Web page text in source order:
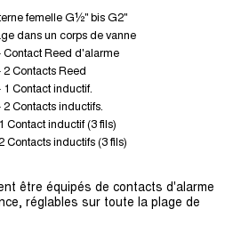
femelle G½" bis G2"
dans un corps de vanne
Contact Reed d'alarme
Contacts Reed
Contact inductif.
Contacts inductifs.
Contact inductif (3 fils)
Contacts inductifs (3 fils)
être équipés de contacts d'alarme
réglables sur toute la plage de